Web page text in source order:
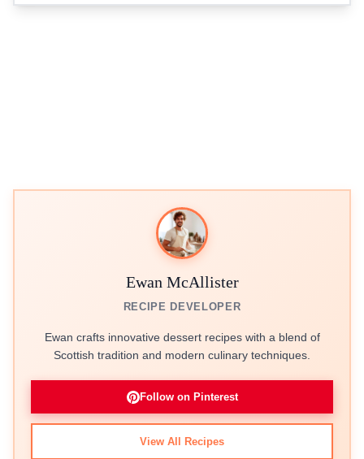
Ewan McAllister
RECIPE DEVELOPER
Ewan crafts innovative dessert recipes with a blend of
Scottish tradition and modern culinary techniques.
Follow on Pinterest
View All Recipes